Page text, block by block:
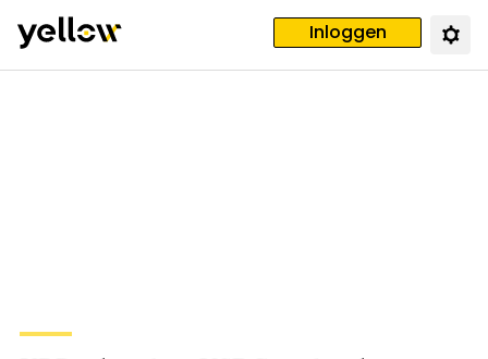
Inloggen